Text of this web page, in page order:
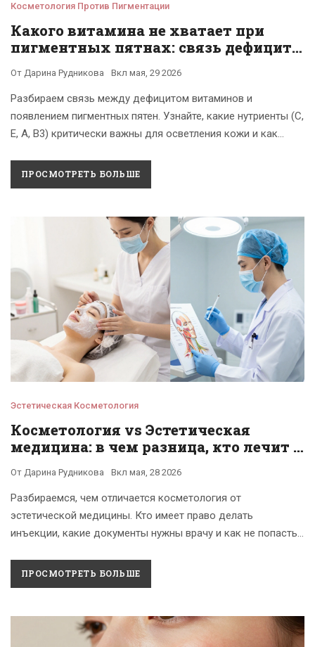
Косметология Против Пигментации
Какого витамина не хватает при
пигментных пятнах: связь дефицита
От Дарина Рудникова Вкл мая, 29 2026
Разбираем связь между дефицитом витаминов и
появлением пигментных пятен. Узнайте, какие нутриенты (С,
Е, А, В3) критически важны для осветления кожи и как
ПРОСМОТРЕТЬ БОЛЬШЕ
Эстетическая Косметология
Косметология vs Эстетическая
медицина: в чем разница, кто лечит и
От Дарина Рудникова Вкл мая, 28 2026
Разбираемся, чем отличается косметология от
эстетической медицины. Кто имеет право делать
инъекции, какие документы нужны врачу и как не попасть
процедур.
ПРОСМОТРЕТЬ БОЛЬШЕ